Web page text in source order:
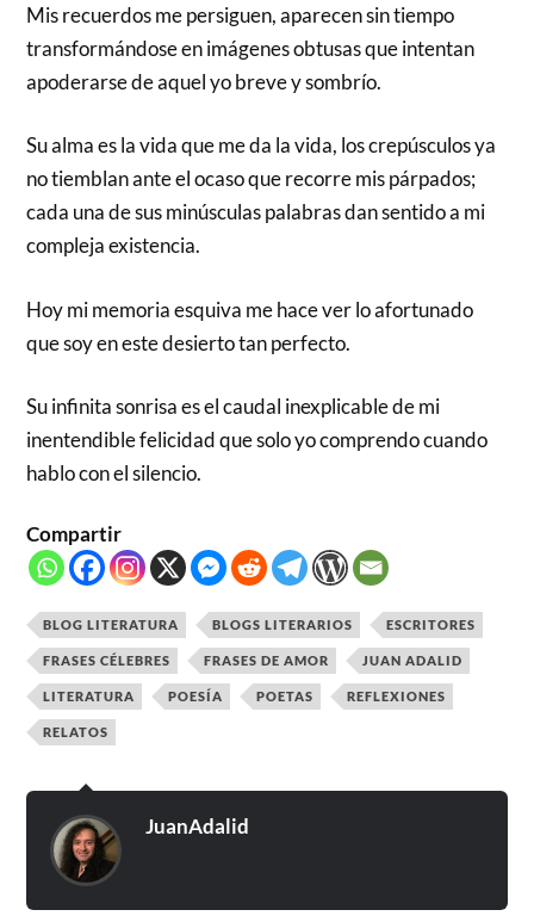
Mis recuerdos me persiguen, aparecen sin tiempo
transformándose en imágenes obtusas que intentan
apoderarse de aquel yo breve y sombrío.
Su alma es la vida que me da la vida, los crepúsculos ya
no tiemblan ante el ocaso que recorre mis párpados;
cada una de sus minúsculas palabras dan sentido a mi
compleja existencia.
Hoy mi memoria esquiva me hace ver lo afortunado
que soy en este desierto tan perfecto.
Su infinita sonrisa es el caudal inexplicable de mi
inentendible felicidad que solo yo comprendo cuando
hablo con el silencio.
Compartir
BLOG LITERATURA BLOGS LITERARIOS ESCRITORES
FRASES CÉLEBRES FRASES DE AMOR JUAN ADALID
LITERATURA POESÍA POETAS REFLEXIONES
RELATOS
JuanAdalid